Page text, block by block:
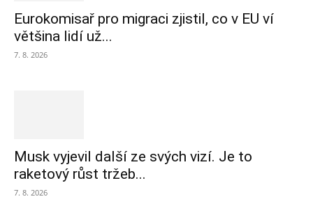
Eurokomisař pro migraci zjistil, co v EU ví
většina lidí už...
7. 8. 2026
Musk vyjevil další ze svých vizí. Je to
raketový růst tržeb...
7. 8. 2026